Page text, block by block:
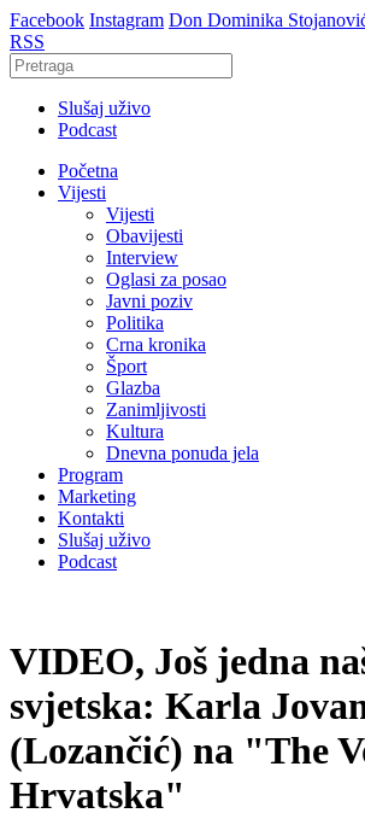
Facebook Instagram Don Dominika
RSS
Slušaj uživo
Podcast
Početna
Vijesti
Vijesti
Obavijesti
Interview
Oglasi za posao
Javni poziv
Politika
Crna kronika
Šport
Glazba
Zanimljivosti
Kultura
Dnevna ponuda jela
Program
Marketing
Kontakti
Slušaj uživo
Podcast
VIDEO, Još jedna
svjetska: Karla
(Lozančić) na "The
Hrvatska"